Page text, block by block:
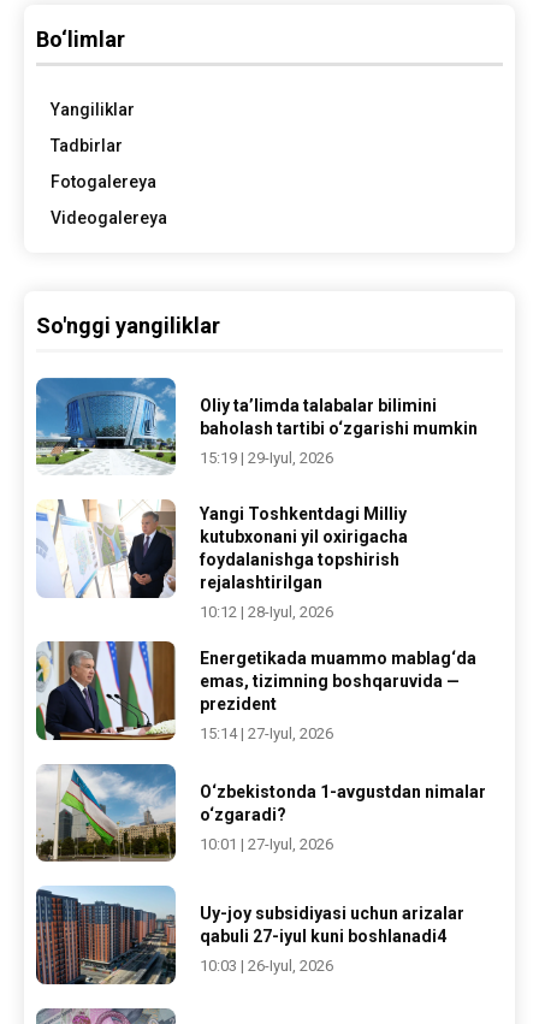
Bo‘limlar
Yangiliklar
Tadbirlar
Fotogalereya
Videogalereya
So'nggi yangiliklar
Oliy ta’limda talabalar bilimini
baholash tartibi o‘zgarishi mumkin
15:19 | 29-Iyul, 2026
Yangi Toshkentdagi Milliy
kutubxonani yil oxirigacha
foydalanishga topshirish
rejalashtirilgan
10:12 | 28-Iyul, 2026
Energetikada muammo mablag‘da
emas, tizimning boshqaruvida —
prezident
15:14 | 27-Iyul, 2026
O‘zbekistonda 1-avgustdan nimalar
o‘zgaradi?
10:01 | 27-Iyul, 2026
Uy-joy subsidiyasi uchun arizalar
qabuli 27-iyul kuni boshlanadi4
10:03 | 26-Iyul, 2026